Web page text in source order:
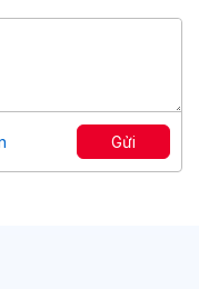
đ
giảng
Gửi